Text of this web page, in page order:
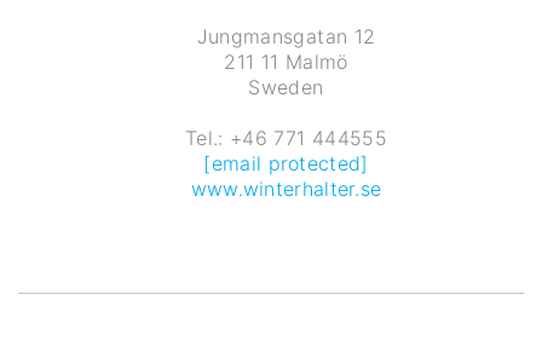
Jungmansgatan 12
211 11 Malmö
Sweden
Tel.: +46 771 444555
[email protected]
www.winterhalter.se